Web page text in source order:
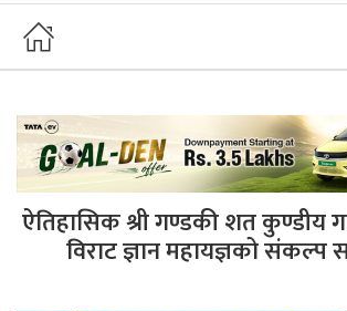
ऐतिहासिक श्री गण्डकी शत कुण्डीय
विराट ज्ञान महायज्ञको संकल्प